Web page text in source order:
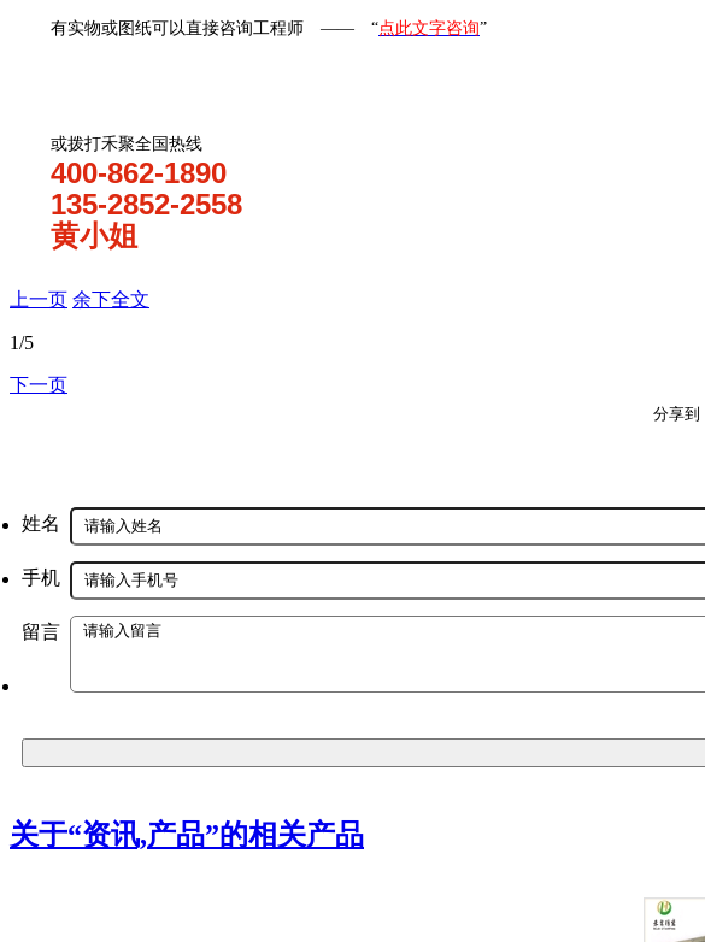
有实物或图纸可以直接咨询工程师 —— “点此文字咨询”
或拨打禾聚全国热线
400-862-1890
135-2852-2558
黄小姐
上一页 余下全文
1/5
下一页
分享到
姓名
手机
留言
关于“资讯,产品”的相关产品